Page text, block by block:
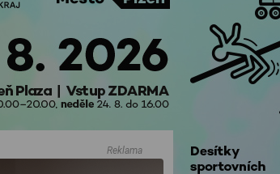
Reklama